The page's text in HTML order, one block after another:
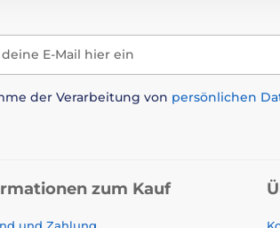
E-Mail hier ein
der Verarbeitung von persönlichen
zum Kauf
und Zahlung